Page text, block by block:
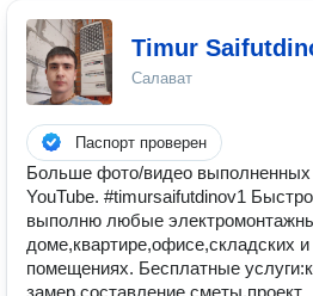
Timur
Салават
Паспорт проверен
Больше фото/видео выполненных
YouTube. #timursaifutdinov1
выполню любые
доме,квартире,офисе,складских
помещениях. Бесплатные
замер,составление сметы,проект